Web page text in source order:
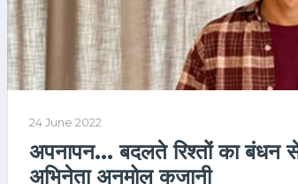
24 June 2022
अपनापन... बदलते रिश्तों का बंधन
अभिनेता अनमोल कजानी